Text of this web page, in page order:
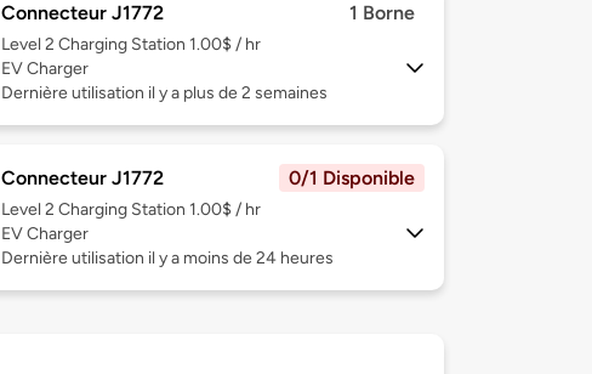
Connecteur J1772 1 Borne
Level 2 Charging Station 1.00$ / hr
EV Charger
Dernière utilisation il y a plus de 2 semaines
Connecteur J1772 0/1 Disponible
Level 2 Charging Station 1.00$ / hr
EV Charger
Dernière utilisation il y a moins de 24 heures